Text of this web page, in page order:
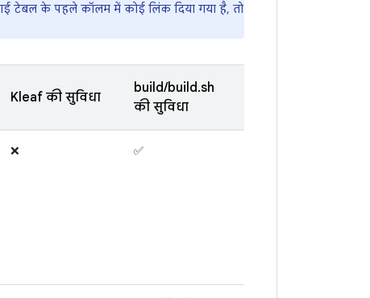
टेबल के पहले कॉलम में कोई लिंक दिया गया है, तो
Kleaf की सुविधा
build/build.sh
की सुविधा
❌ ✅